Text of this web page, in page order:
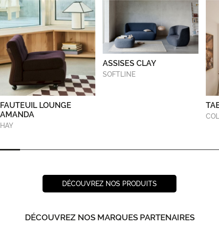
FAUTEUIL LOUNGE
AMANDA
HAY
ASSISES CLAY
SOFTLINE
DÉCOUVREZ NOS PRODUITS
DÉCOUVREZ NOS MARQUES PARTENAIRES